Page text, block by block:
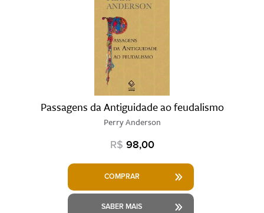
Passagens da Antiguidade ao feudalismo
Perry Anderson
R$ 98,00
COMPRAR
SABER MAIS